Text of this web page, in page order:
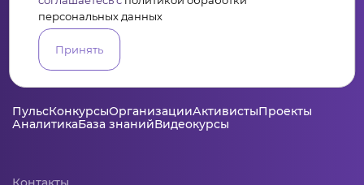
ПульсКонкурсыОрганизацииАктивистыПроекты
АналитикаБаза знанийВидеокурсы
персональных данных
Принять